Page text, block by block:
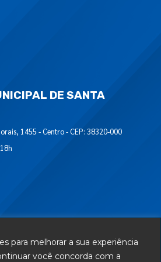
para melhorar a sua experiência
você concorda com a
DE SANTA
1455 - Centro - CEP: 38320-000